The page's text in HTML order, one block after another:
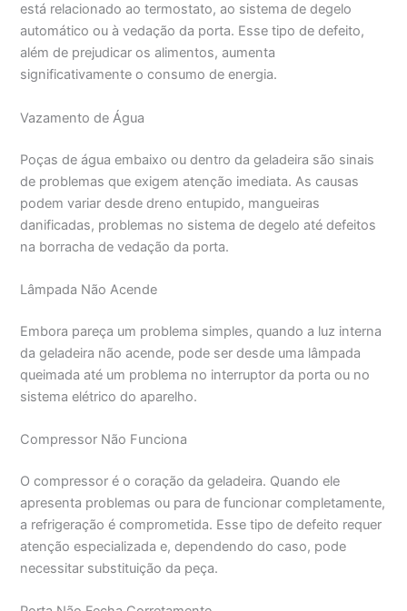
está relacionado ao termostato, ao sistema de degelo
automático ou à vedação da porta. Esse tipo de defeito,
além de prejudicar os alimentos, aumenta
significativamente o consumo de energia.
Vazamento de Água
Poças de água embaixo ou dentro da geladeira são sinais
de problemas que exigem atenção imediata. As causas
podem variar desde dreno entupido, mangueiras
danificadas, problemas no sistema de degelo até defeitos
na borracha de vedação da porta.
Lâmpada Não Acende
Embora pareça um problema simples, quando a luz interna
da geladeira não acende, pode ser desde uma lâmpada
queimada até um problema no interruptor da porta ou no
sistema elétrico do aparelho.
Compressor Não Funciona
O compressor é o coração da geladeira. Quando ele
apresenta problemas ou para de funcionar completamente,
a refrigeração é comprometida. Esse tipo de defeito requer
atenção especializada e, dependendo do caso, pode
necessitar substituição da peça.